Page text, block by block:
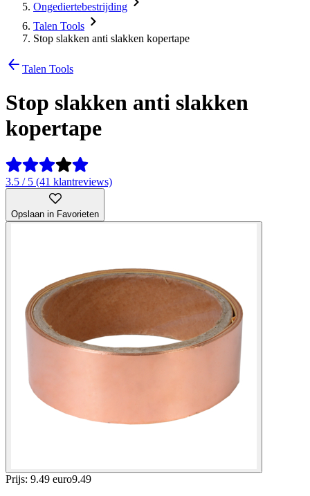
Ongediertebestrijding
Talen Tools
Stop slakken anti slakken kopertape
Talen Tools
Stop slakken anti slakken
kopertape
3.5 / 5 (41 klantreviews)
Opslaan in Favorieten
Prijs: 9.49 euro9.49